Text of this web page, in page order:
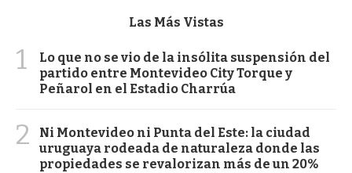
Las Más Vistas
1
Lo que no se vio de la insólita suspensión del
partido entre Montevideo City Torque y
Peñarol en el Estadio Charrúa
2
Ni Montevideo ni Punta del Este: la ciudad
uruguaya rodeada de naturaleza donde las
propiedades se revalorizan más de un 20%